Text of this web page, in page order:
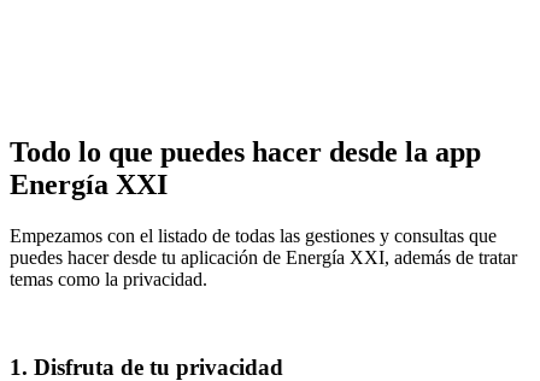
Todo lo que puedes hacer desde la app
Energía XXI
Empezamos con el listado de todas las gestiones y consultas que
puedes hacer desde tu aplicación de Energía XXI, además de tratar
temas como la privacidad.
1. Disfruta de tu privacidad